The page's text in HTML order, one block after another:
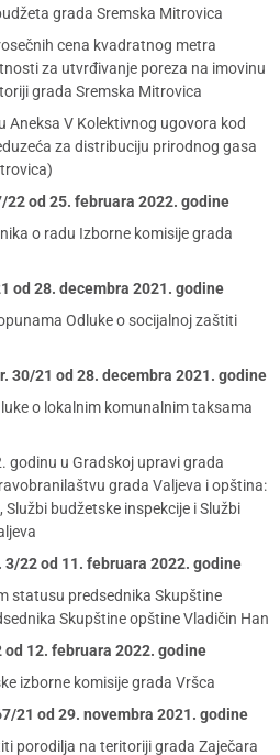
grada Sremska Mitrovica
cena kvadratnog metra
za utvrđivanje poreza na imovinu
grada Sremska Mitrovica
Aneksa V Kolektivnog ugovora kod
za distribuciju prirodnog gasa
22 od 25. februara 2022. godine
o radu Izborne komisije grada
od 28. decembra 2021. godine
Odluke o socijalnoj zaštiti
30/21 od 28. decembra 2021. godine
o lokalnim komunalnim taksama
godinu u Gradskoj upravi grada
grada Valjeva i opština:
Službi budžetske inspekcije i Službi
3/22 od 11. februara 2022. godine
statusu predsednika Skupštine
Skupštine opštine Vladičin Han
od 12. februara 2022. godine
izborne komisije grada Vršca
21 od 29. novembra 2021. godine
porodilja na teritoriji grada Zaječara